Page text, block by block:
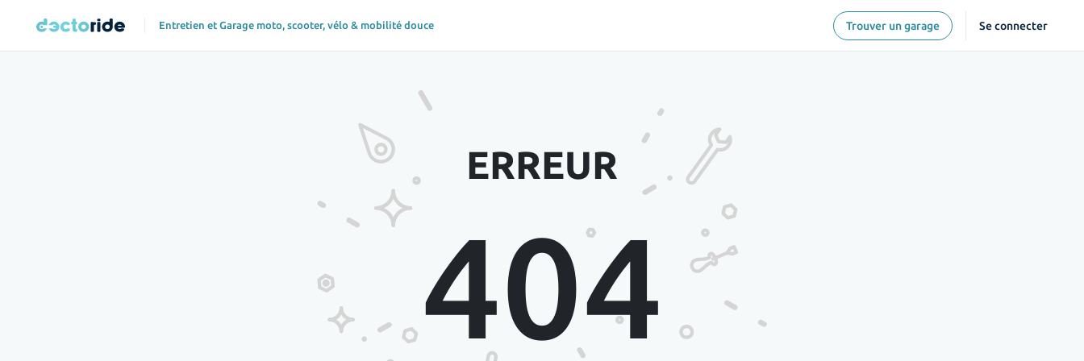
Entretien et Garage moto, scooter, vélo & mobilité douce Trouver un garage Se connecter
ERREUR
404